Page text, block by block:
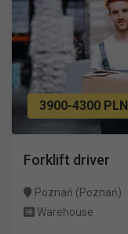
3900-4300 PLN
Forklift driver
Poznań (Poznań)
Warehouse